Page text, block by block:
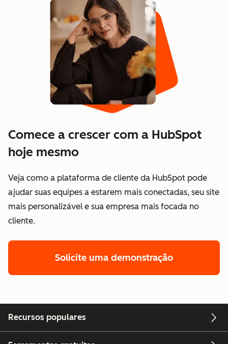
Comece a crescer com a HubSpot
hoje mesmo
Veja como a plataforma de cliente da HubSpot pode
ajudar suas equipes a estarem mais conectadas, seu site
mais personalizável e sua empresa mais focada no
cliente.
Solicite uma demonstração
Recursos populares